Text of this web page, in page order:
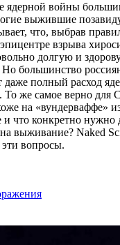
ядерной войны
выжившие
что, выбрав
взрыва
долгую и
большинство
даже полный расход
То же самое верно
на «вундерваффе»
что конкретно нужно
выживание? Naked
эти вопросы.